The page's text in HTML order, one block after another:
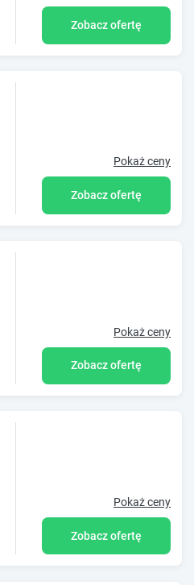
Zobacz ofertę
Pokaż ceny
Zobacz ofertę
Pokaż ceny
Zobacz ofertę
Pokaż ceny
Zobacz ofertę